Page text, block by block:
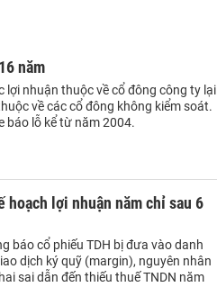
năm
lợi nhuận thuộc về cổ đông công ty lại
về các cổ đông không kiểm soát.
báo lỗ kể từ năm 2004.
hoạch lợi nhuận năm chỉ sau 6
báo cổ phiếu TDH bị đưa vào danh
dịch ký quỹ (margin), nguyên nhân
sai dẫn đến thiếu thuế TNDN năm